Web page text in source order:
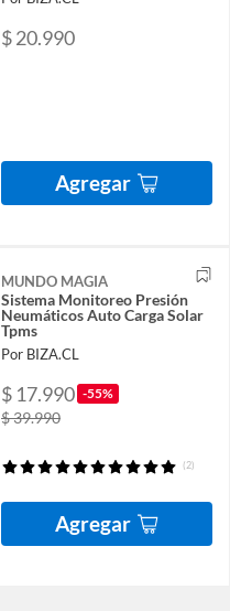
$ 20.990
Agregar
MUNDO MAGIA
Sistema Monitoreo Presión
Neumáticos Auto Carga Solar
Tpms
Por BIZA.CL
$ 17.990 -55%
$ 39.990
(2)
Agregar